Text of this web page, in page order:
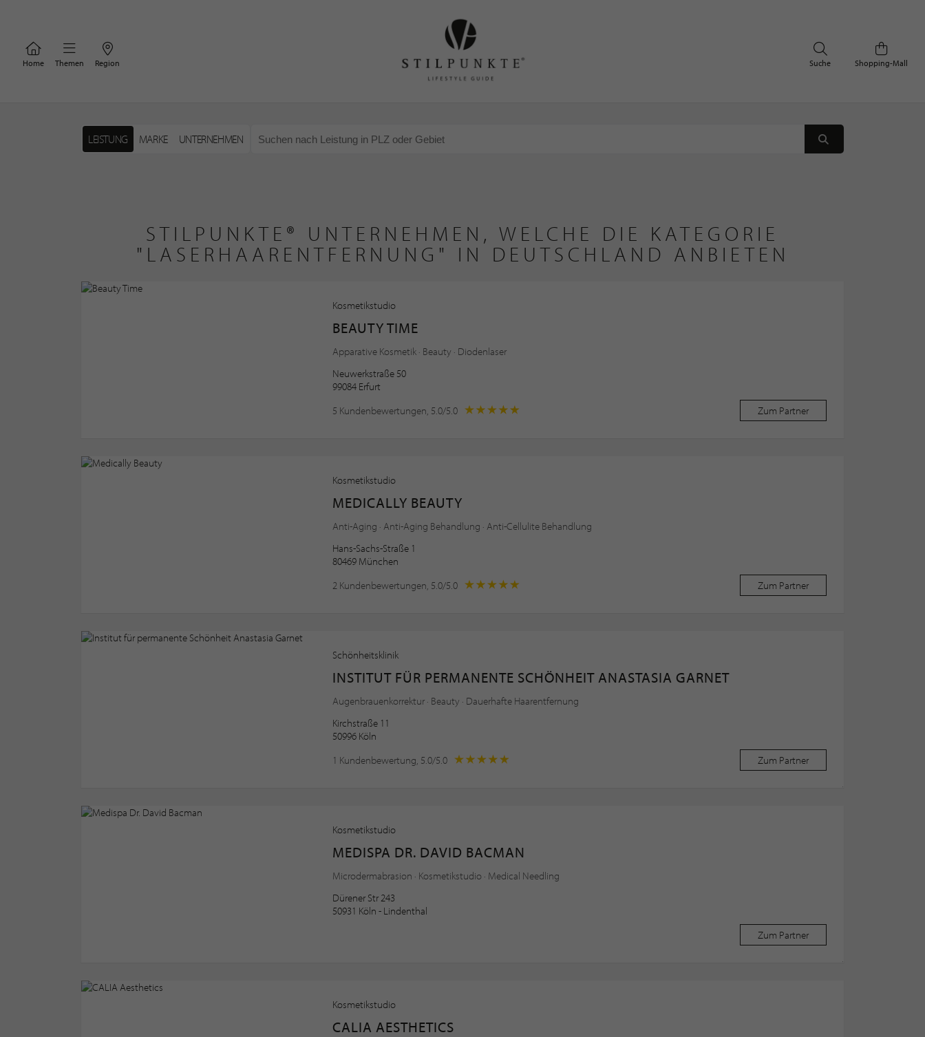
Home Themen Region Shopping-Mall
Suche
LEISTUNG MARKE UNTERNEHMEN
STILPUNKTE® UNTERNEHMEN, WELCHE DIE KATEGORIE
"LASERHAARENTFERNUNG" IN DEUTSCHLAND ANBIETEN
Kosmetikstudio
BEAUTY TIME
Apparative Kosmetik · Beauty · Diodenlaser
Neuwerkstraße 50
99084 Erfurt
5 Kundenbewertungen, 5.0/5.0
Zum Partner
Kosmetikstudio
MEDICALLY BEAUTY
Anti-Aging · Anti-Aging Behandlung · Anti-Cellulite Behandlung
Hans-Sachs-Straße 1
80469 München
2 Kundenbewertungen, 5.0/5.0
Zum Partner
Schönheitsklinik
INSTITUT FÜR PERMANENTE SCHÖNHEIT ANASTASIA GARNET
Augenbrauenkorrektur · Beauty · Dauerhafte Haarentfernung
Kirchstraße 11
50996 Köln
1 Kundenbewertung, 5.0/5.0
Zum Partner
Kosmetikstudio
MEDISPA DR. DAVID BACMAN
Microdermabrasion · Kosmetikstudio · Medical Needling
Dürener Str 243
50931 Köln - Lindenthal
Zum Partner
Kosmetikstudio
CALIA AESTHETICS